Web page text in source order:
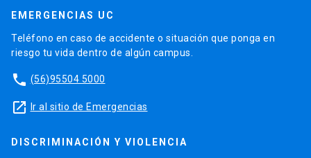
EMERGENCIAS UC
Teléfono en caso de accidente o situación que ponga en
riesgo tu vida dentro de algún campus.
phone (56)95504 5000
launch Ir al sitio de Emergencias
DISCRIMINACIÓN Y VIOLENCIA